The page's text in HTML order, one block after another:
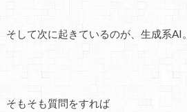
そして次に起きているのが、生成系AI。
そもそも質問をすれば